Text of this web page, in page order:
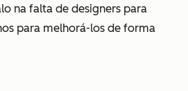
na falta de designers para
para melhorá-los de forma